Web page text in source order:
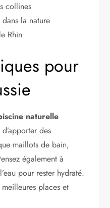
collines
la nature
Rhin
pour
naturelle
des
maillots de bain,
également à
pour rester hydraté.
places et